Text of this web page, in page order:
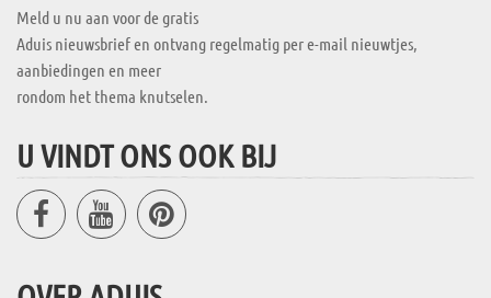
Meld u nu aan voor de gratis
Aduis nieuwsbrief en ontvang regelmatig per e-mail nieuwtjes,
aanbiedingen en meer
rondom het thema knutselen.
U VINDT ONS OOK BIJ